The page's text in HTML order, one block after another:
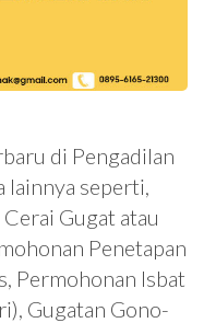
di Pengadilan
lainnya seperti,
Gugat atau
Penetapan
Permohonan Isbat
Gugatan Gono-